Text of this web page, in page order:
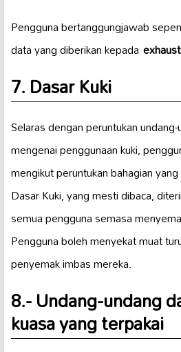
Pengguna bertanggungjawab
data yang diberikan kepada
7. Dasar Kuki
Selaras dengan peruntukan
mengenai penggunaan kuki,
mengikut peruntukan bahagian
Dasar Kuki, yang mesti dibaca,
semua pengguna semasa
Pengguna boleh menyekat muat
penyemak imbas mereka.
8.- Undang-undang
kuasa yang terpakai